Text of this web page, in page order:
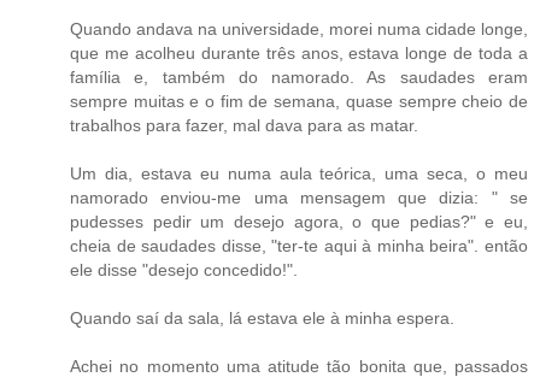
Quando andava na universidade, morei numa cidade longe,
que me acolheu durante três anos, estava longe de toda a
família e, também do namorado. As saudades eram
sempre muitas e o fim de semana, quase sempre cheio de
trabalhos para fazer, mal dava para as matar.
Um dia, estava eu numa aula teórica, uma seca, o meu
namorado enviou-me uma mensagem que dizia: " se
pudesses pedir um desejo agora, o que pedias?" e eu,
cheia de saudades disse, "ter-te aqui à minha beira". então
ele disse "desejo concedido!".
Quando saí da sala, lá estava ele à minha espera.
Achei no momento uma atitude tão bonita que, passados